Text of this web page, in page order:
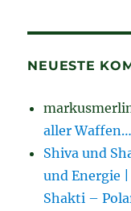
NEUESTE
aller
Shiva und
und Energie
Shakti –